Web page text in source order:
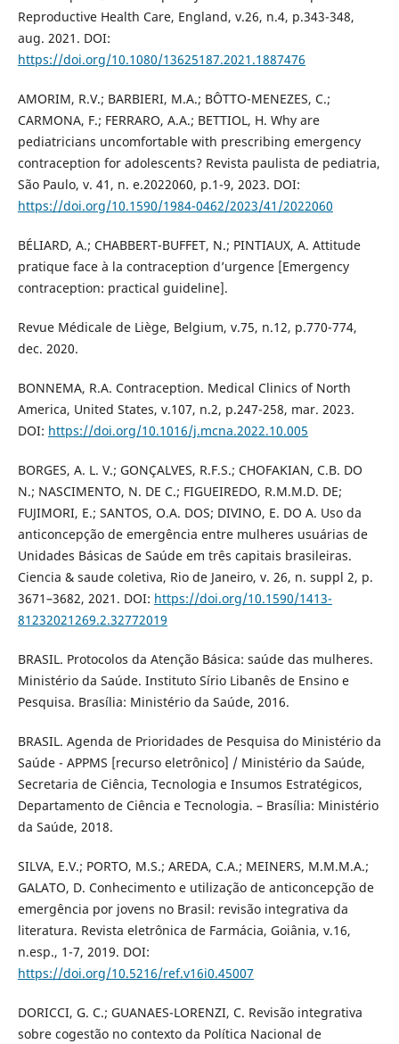
Reproductive Health Care, England, v.26, n.4, p.343-348,
aug. 2021. DOI:
https://doi.org/10.1080/13625187.2021.1887476
AMORIM, R.V.; BARBIERI, M.A.; BÔTTO-MENEZES, C.;
CARMONA, F.; FERRARO, A.A.; BETTIOL, H. Why are
pediatricians uncomfortable with prescribing emergency
contraception for adolescents? Revista paulista de pediatria,
São Paulo, v. 41, n. e.2022060, p.1-9, 2023. DOI:
https://doi.org/10.1590/1984-0462/2023/41/2022060
BÉLIARD, A.; CHABBERT-BUFFET, N.; PINTIAUX, A. Attitude
pratique face à la contraception d’urgence [Emergency
contraception: practical guideline].
Revue Médicale de Liège, Belgium, v.75, n.12, p.770-774,
dec. 2020.
BONNEMA, R.A. Contraception. Medical Clinics of North
America, United States, v.107, n.2, p.247-258, mar. 2023.
DOI: https://doi.org/10.1016/j.mcna.2022.10.005
BORGES, A. L. V.; GONÇALVES, R.F.S.; CHOFAKIAN, C.B. DO
N.; NASCIMENTO, N. DE C.; FIGUEIREDO, R.M.M.D. DE;
FUJIMORI, E.; SANTOS, O.A. DOS; DIVINO, E. DO A. Uso da
anticoncepção de emergência entre mulheres usuárias de
Unidades Básicas de Saúde em três capitais brasileiras.
Ciencia & saude coletiva, Rio de Janeiro, v. 26, n. suppl 2, p.
3671–3682, 2021. DOI: https://doi.org/10.1590/1413-
81232021269.2.32772019
BRASIL. Protocolos da Atenção Básica: saúde das mulheres.
Ministério da Saúde. Instituto Sírio Libanês de Ensino e
Pesquisa. Brasília: Ministério da Saúde, 2016.
BRASIL. Agenda de Prioridades de Pesquisa do Ministério da
Saúde - APPMS [recurso eletrônico] / Ministério da Saúde,
Secretaria de Ciência, Tecnologia e Insumos Estratégicos,
Departamento de Ciência e Tecnologia. – Brasília: Ministério
da Saúde, 2018.
SILVA, E.V.; PORTO, M.S.; AREDA, C.A.; MEINERS, M.M.M.A.;
GALATO, D. Conhecimento e utilização de anticoncepção de
emergência por jovens no Brasil: revisão integrativa da
literatura. Revista eletrônica de Farmácia, Goiânia, v.16,
n.esp., 1-7, 2019. DOI:
https://doi.org/10.5216/ref.v16i0.45007
DORICCI, G. C.; GUANAES-LORENZI, C. Revisão integrativa
sobre cogestão no contexto da Política Nacional de